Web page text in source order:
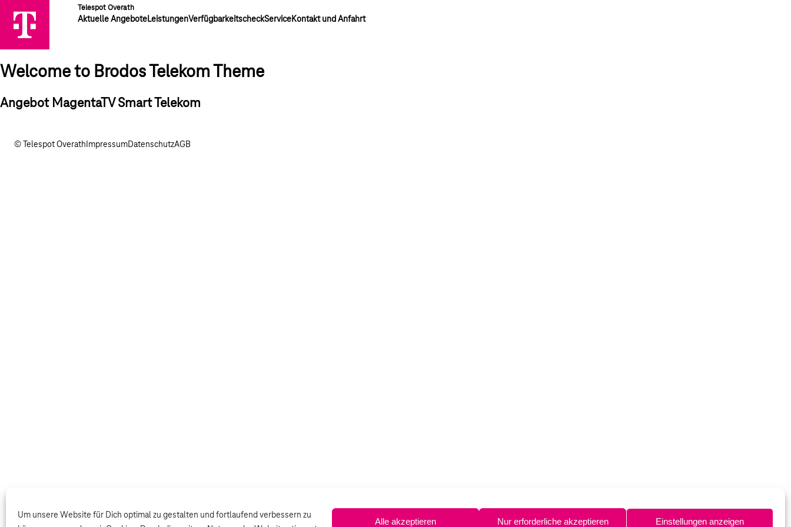
Um unsere Website für Dich optimal zu gestalten und fortlaufend verbessern zu
Alle akzeptieren Nur erforderliche akzeptieren Einstellungen anzeigen
Telespot Overath
Aktuelle AngeboteLeistungenVerfügbarkeitscheckServiceKontakt und Anfahrt
Welcome to Brodos Telekom Theme
Angebot MagentaTV Smart Telekom
© Telespot Overath ImpressumDatenschutzAGB